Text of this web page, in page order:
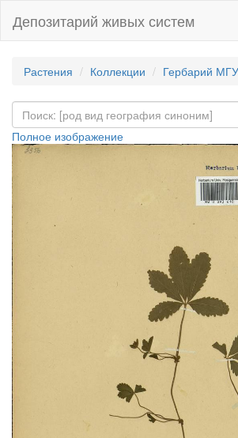
Депозитарий живых систем
Растения Коллекции Гербарий МГУ
Полное изображение